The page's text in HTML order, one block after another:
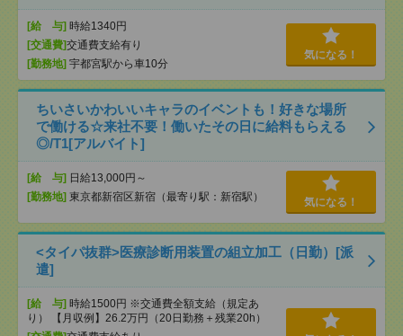
[給 与] 時給1340円
[交通費]交通費支給有り
[勤務地] 宇都宮駅から車10分
気になる！
ちいさいかわいいキャラのイベントも！好きな場所
で働ける☆来社不要！働いたその日に給料もらえる
◎/T1[アルバイト]
[給 与] 日給13,000円～
[勤務地] 東京都新宿区新宿（最寄り駅：新宿駅） 気になる！
<タイパ抜群>医療診断用装置の組立加工（日勤）[派
遣]
[給 与] 時給1500円 ※交通費全額支給（規定あ
り） 【月収例】26.2万円（20日勤務＋残業20h）